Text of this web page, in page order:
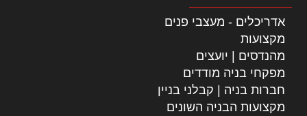
אדריכלים - מעצבי פנים
מקצועות
מהנדסים | יועצים
מפקחי בניה מודדים
חברות בניה | קבלני בניין
מקצועות הבניה השונים